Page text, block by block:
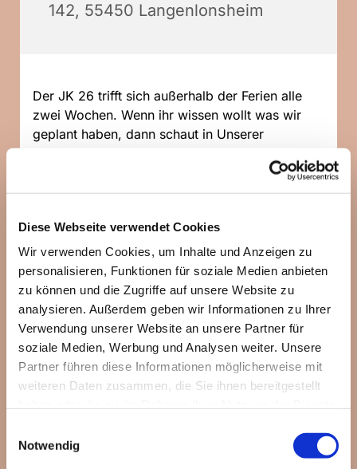
Diese Webseite verwendet Cookies
Wir verwenden Cookies, um Inhalte und Anzeigen zu
personalisieren, Funktionen für soziale Medien anbieten
zu können und die Zugriffe auf unsere Website zu
analysieren. Außerdem geben wir Informationen zu Ihrer
Verwendung unserer Website an unsere Partner für
soziale Medien, Werbung und Analysen weiter. Unsere
Partner führen diese Informationen möglicherweise mit
weiteren Daten zusammen, die Sie ihnen bereitgestellt
Notwendig
142, 55450 Langenlonsheim
Der JK 26 trifft sich außerhalb der Ferien alle
zwei Wochen. Wenn ihr wissen wollt was wir
geplant haben, dann schaut in Unserer
https://chat.whatsapp.com/Jiz5...